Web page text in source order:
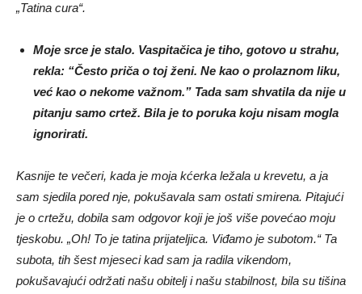
„Tatina cura“.
Moje srce je stalo. Vaspitačica je tiho, gotovo u strahu,
rekla: “Često priča o toj ženi. Ne kao o prolaznom liku,
već kao o nekome važnom.” Tada sam shvatila da nije u
pitanju samo crtež. Bila je to poruka koju nisam mogla
ignorirati.
Kasnije te večeri, kada je moja kćerka ležala u krevetu, a ja
sam sjedila pored nje, pokušavala sam ostati smirena. Pitajući
je o crtežu, dobila sam odgovor koji je još više povećao moju
tjeskobu. „Oh! To je tatina prijateljica. Viđamo je subotom.“ Ta
subota, tih šest mjeseci kad sam ja radila vikendom,
pokušavajući održati našu obitelj i našu stabilnost, bila su tišina